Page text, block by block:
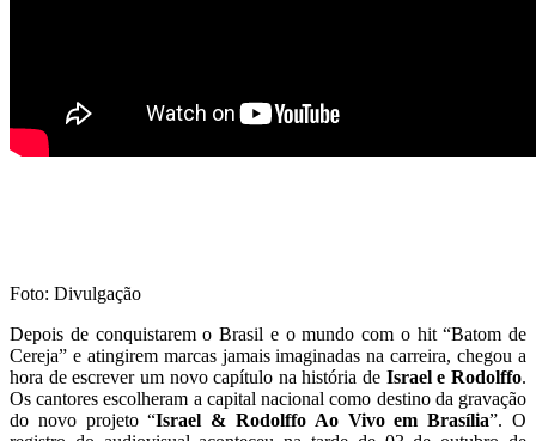
Foto: Divulgação
Depois de conquistarem o Brasil e o mundo com o hit “Batom de
Cereja” e atingirem marcas jamais imaginadas na carreira, chegou a
hora de escrever um novo capítulo na história de Israel e Rodolffo.
Os cantores escolheram a capital nacional como destino da gravação
do novo projeto “Israel & Rodolffo Ao Vivo em Brasília”. O